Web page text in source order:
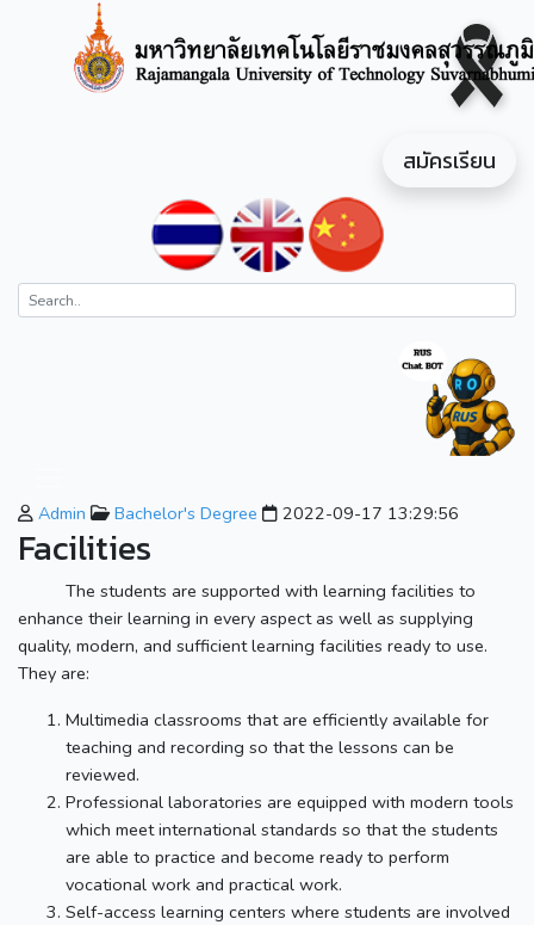
สมัครเรียน
Admin Bachelor's Degree 2022-09-17 13:29:56
Facilities
The students are supported with learning facilities to
enhance their learning in every aspect as well as supplying
quality, modern, and sufficient learning facilities ready to use.
They are:
Multimedia classrooms that are efficiently available for
teaching and recording so that the lessons can be
reviewed.
Professional laboratories are equipped with modern tools
which meet international standards so that the students
are able to practice and become ready to perform
vocational work and practical work.
Self-access learning centers where students are involved